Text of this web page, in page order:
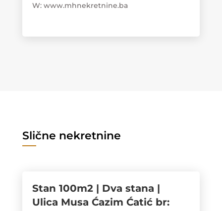
W: www.mhnekretnine.ba
Slične nekretnine
Stan 100m2 | Dva stana |
Ulica Musa Ćazim Ćatić br: